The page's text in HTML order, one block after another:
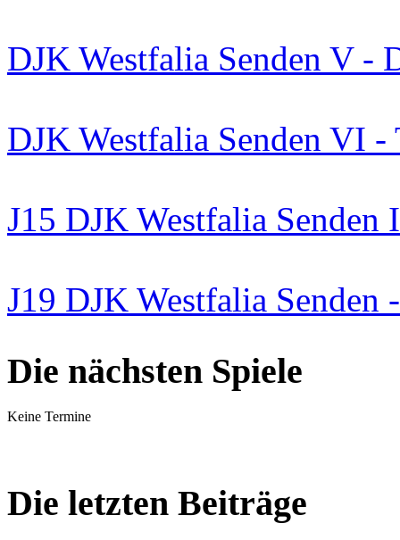
DJK Westfalia Senden V
DJK Westfalia Senden VI
J15 DJK Westfalia
J19 DJK Westfalia
Die nächsten Spiele
Keine Termine
Die letzten Beiträge